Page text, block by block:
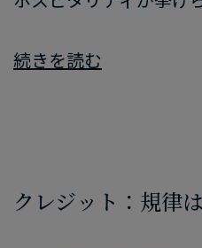
続きを​読む
クレジット：規律